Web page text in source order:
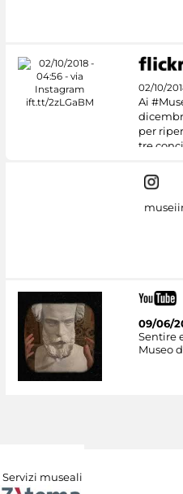
02/10/
Ai
per
tre
09/06/
Sentire
Museo
Servizi museali